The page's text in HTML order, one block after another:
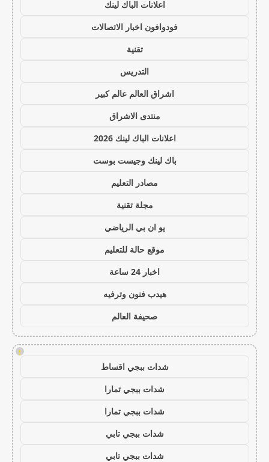
اعلانات الباك لينك
فودوافون اخبار الاتصالات
تقنية
التدريس
اشراق العالم عالم كبير
منتدى الاشراق
اعلانات الباك لينك 2026
باك لينك وجيست بوست
مصادر التعليم
مجلة تقنية
يو ان بي الرياضي
موقع حالة للتعليم
اخبار 24 ساعة
هيدب فنون وترفيه
صحيفة العالم
!
شدات ببجي اقساط
شدات ببجي تمارا
شدات ببجي تمارا
شدات ببجي تابي
شدات ببجي تابي